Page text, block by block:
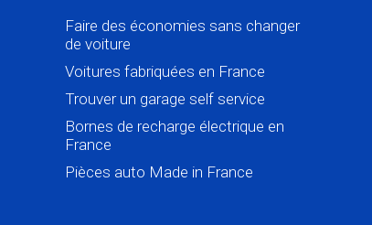
Faire des économies sans changer
de voiture
Voitures fabriquées en France
Trouver un garage self service
Bornes de recharge électrique en
France
Pièces auto Made in France